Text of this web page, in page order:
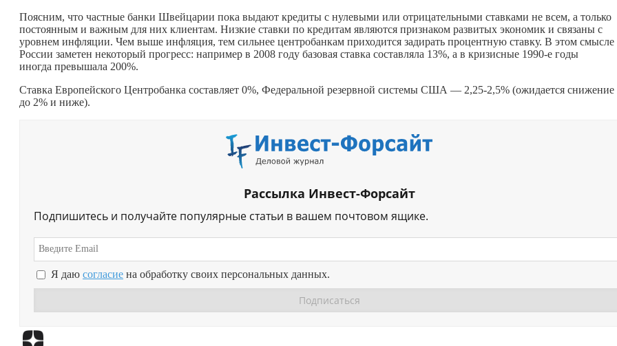
Поясним, что частные банки Швейцарии пока выдают кредиты с нулевыми или отрицательными ставками не всем, а только
постоянным и важным для них клиентам. Низкие ставки по кредитам являются признаком развитых экономик и связаны с
уровнем инфляции. Чем выше инфляция, тем сильнее центробанкам приходится задирать процентную ставку. В этом смысле
России заметен некоторый прогресс: например в 2008 году базовая ставка составляла 13%, а в кризисные 1990-е годы
иногда превышала 200%.
Ставка Европейского Центробанка составляет 0%, Федеральной резервной системы США — 2,25-2,5% (ожидается снижение
до 2% и ниже).
Рассылка Инвест-Форсайт
Подпишитесь и получайте популярные статьи в вашем почтовом ящике.
Я даю согласие на обработку своих персональных данных.